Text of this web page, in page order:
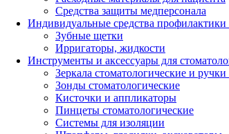
Средства защиты медперсонала
Индивидуальные средства профилактики
Зубные щетки
Ирригаторы, жидкости
Инструменты и аксессуары для
Зеркала стоматологические и
Зонды стоматологические
Кисточки и аппликаторы
Пинцеты стоматологические
Системы для изоляции